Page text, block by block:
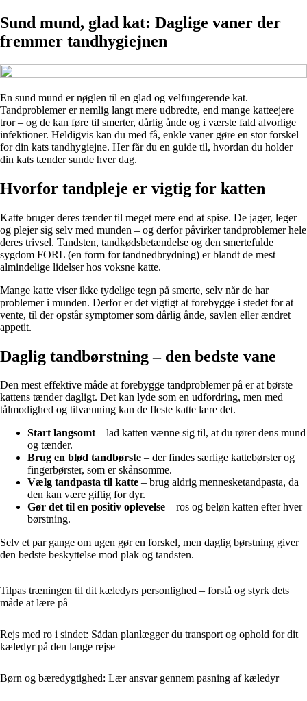
Sund mund, glad kat: Daglige vaner der
fremmer tandhygiejnen
En sund mund er nøglen til en glad og velfungerende kat.
Tandproblemer er nemlig langt mere udbredte, end mange katteejere
tror – og de kan føre til smerter, dårlig ånde og i værste fald alvorlige
infektioner. Heldigvis kan du med få, enkle vaner gøre en stor forskel
for din kats tandhygiejne. Her får du en guide til, hvordan du holder
din kats tænder sunde hver dag.
Hvorfor tandpleje er vigtig for katten
Katte bruger deres tænder til meget mere end at spise. De jager, leger
og plejer sig selv med munden – og derfor påvirker tandproblemer hele
deres trivsel. Tandsten, tandkødsbetændelse og den smertefulde
sygdom FORL (en form for tandnedbrydning) er blandt de mest
almindelige lidelser hos voksne katte.
Mange katte viser ikke tydelige tegn på smerte, selv når de har
problemer i munden. Derfor er det vigtigt at forebygge i stedet for at
vente, til der opstår symptomer som dårlig ånde, savlen eller ændret
appetit.
Daglig tandbørstning – den bedste vane
Den mest effektive måde at forebygge tandproblemer på er at børste
kattens tænder dagligt. Det kan lyde som en udfordring, men med
tålmodighed og tilvænning kan de fleste katte lære det.
Start langsomt– lad katten vænne sig til, at du rører dens mund
og tænder.
Brug en blød tandbørste – der findes særlige kattebørster og
fingerbørster, som er skånsomme.
Vælg tandpasta til katte – brug aldrig mennesketandpasta, da
den kan være giftig for dyr.
Gør det til en positiv oplevelse – ros og beløn katten efter hver
børstning.
Selv et par gange om ugen gør en forskel, men daglig børstning giver
den bedste beskyttelse mod plak og tandsten.
Tilpas træningen til dit kæledyrs personlighed – forstå og styrk dets
måde at lære på
Rejs med ro i sindet: Sådan planlægger du transport og ophold for dit
kæledyr på den lange rejse
Børn og bæredygtighed: Lær ansvar gennem pasning af kæledyr